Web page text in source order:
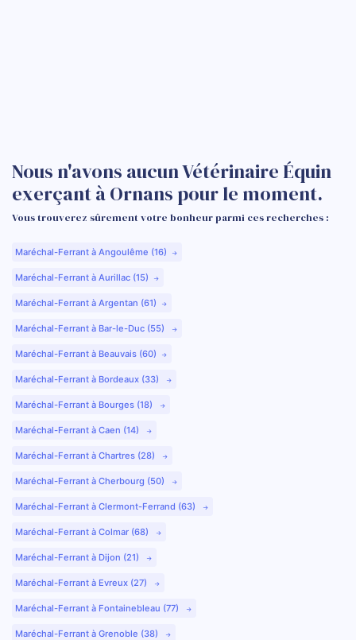
Nous n'avons aucun Vétérinaire Équin
exerçant à Ornans pour le moment.
Vous trouverez sûrement votre bonheur parmi ces recherches :
Maréchal-Ferrant à Angoulême (16)
Maréchal-Ferrant à Aurillac (15)
Maréchal-Ferrant à Argentan (61)
Maréchal-Ferrant à Bar-le-Duc (55)
Maréchal-Ferrant à Beauvais (60)
Maréchal-Ferrant à Bordeaux (33)
Maréchal-Ferrant à Bourges (18)
Maréchal-Ferrant à Caen (14)
Maréchal-Ferrant à Chartres (28)
Maréchal-Ferrant à Cherbourg (50)
Maréchal-Ferrant à Clermont-Ferrand (63)
Maréchal-Ferrant à Colmar (68)
Maréchal-Ferrant à Dijon (21)
Maréchal-Ferrant à Evreux (27)
Maréchal-Ferrant à Fontainebleau (77)
Maréchal-Ferrant à Grenoble (38)